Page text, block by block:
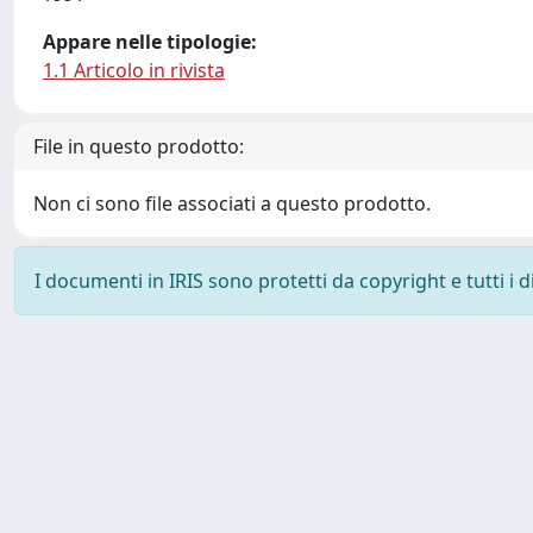
Appare nelle tipologie:
1.1 Articolo in rivista
File in questo prodotto:
Non ci sono file associati a questo prodotto.
I documenti in IRIS sono protetti da copyright e tutti i